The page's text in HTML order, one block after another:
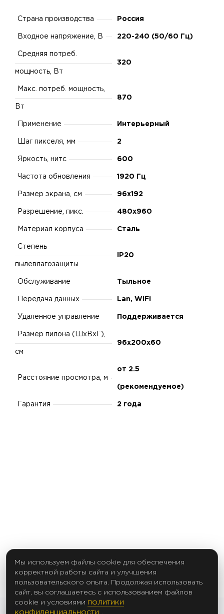
Страна производства Россия
Входное напряжение, В 220-240 (50/60 Гц)
Средняя потреб.
мощность, Вт
320
Макс. потреб. мощность,
Вт
870
Применение Интерьерный
Шаг пикселя, мм 2
Яркость, нитс 600
Частота обновления 1920 Гц
Размер экрана, см 96x192
Разрешение, пикс. 480x960
Материал корпуса Сталь
Степень
пылевлагозащиты
IP20
Обслуживание Тыльное
Передача данных Lan, WiFi
Удаленное управление Поддерживается
Размер пилона (ШхВхГ),
см
96х200х60
Расстояние просмотра, м
от 2.5
(рекомендуемое)
Гарантия 2 года
Мы используем файлы cookie для обеспечения
корректной работы сайта и улучшения
пользовательского опыта. Продолжая использовать
сайт, вы соглашаетесь с использованием файлов
cookie и условиями политики
конфиденциальности